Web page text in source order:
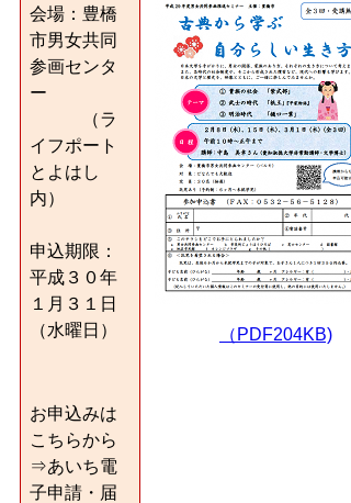
会場：豊橋
市男女共同
参画センタ
ー
（ラ
イフポート
とよはし
内）
申込期限：
平成３０年
１月３１日
（水曜日）
お申込みは
こちらから
⇒あいち電
子申請・届
（PDF204KB)